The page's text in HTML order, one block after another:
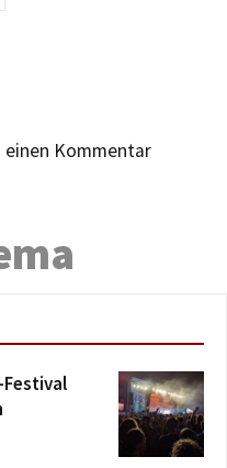
einen Kommentar
Festival